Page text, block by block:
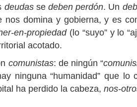
deudassedeben perdón. Un
nos domina y gobierna, y es
en-propiedad(lo “suyo” y lo
acotado.
comunistas: de ningún “
ninguna “humanidad” que
ha perdido la cabeza, nos-